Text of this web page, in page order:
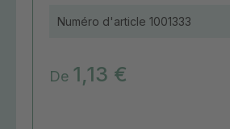
Numéro d'article 1001333
De 1,13 €